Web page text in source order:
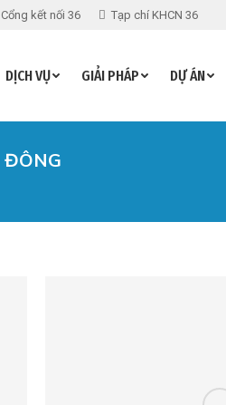
Cổng kết nối 36 Tạp chí KHCN 36
DỊCH VỤ GIẢI PHÁP DỰ ÁN
ĐÔNG